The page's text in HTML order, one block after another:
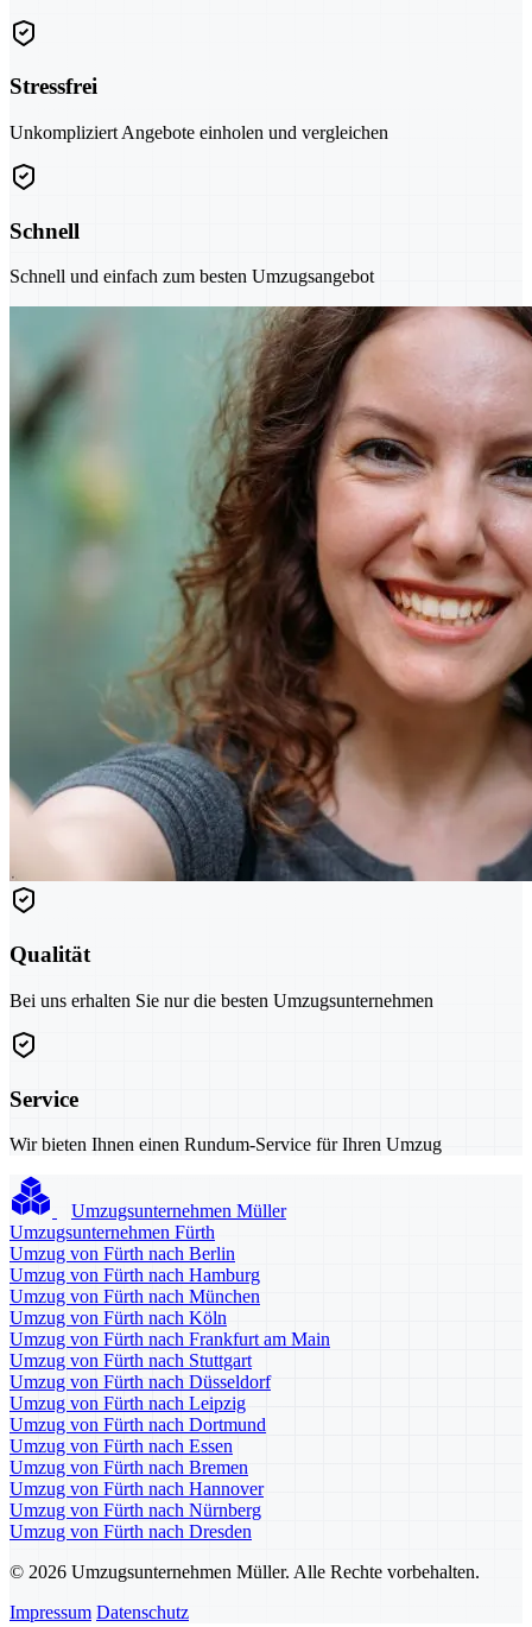
Stressfrei
Unkompliziert Angebote einholen und vergleichen
Schnell
Schnell und einfach zum besten Umzugsangebot
Qualität
Bei uns erhalten Sie nur die besten Umzugsunternehmen
Service
Wir bieten Ihnen einen Rundum-Service für Ihren Umzug
Umzugsunternehmen Müller
Umzugsunternehmen Fürth
Umzug von Fürth nach Berlin
Umzug von Fürth nach Hamburg
Umzug von Fürth nach München
Umzug von Fürth nach Köln
Umzug von Fürth nach Frankfurt am Main
Umzug von Fürth nach Stuttgart
Umzug von Fürth nach Düsseldorf
Umzug von Fürth nach Leipzig
Umzug von Fürth nach Dortmund
Umzug von Fürth nach Essen
Umzug von Fürth nach Bremen
Umzug von Fürth nach Hannover
Umzug von Fürth nach Nürnberg
Umzug von Fürth nach Dresden
© 2026 Umzugsunternehmen Müller. Alle Rechte vorbehalten.
Impressum Datenschutz